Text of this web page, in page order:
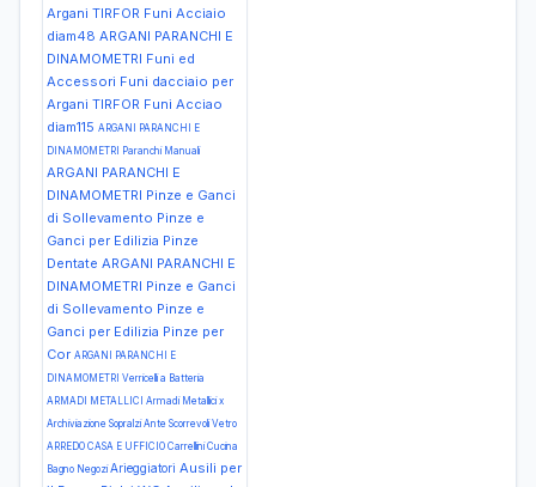
Argani TIRFOR Funi Acciaio
diam48 ARGANI PARANCHI E
DINAMOMETRI Funi ed
Accessori Funi dacciaio per
Argani TIRFOR Funi Acciao
diam115 ARGANI PARANCHI E
DINAMOMETRI Paranchi Manuali
ARGANI PARANCHI E
DINAMOMETRI Pinze e Ganci
di Sollevamento Pinze e
Ganci per Edilizia Pinze
Dentate ARGANI PARANCHI E
DINAMOMETRI Pinze e Ganci
di Sollevamento Pinze e
Ganci per Edilizia Pinze per
Cor ARGANI PARANCHI E
DINAMOMETRI Verricelli a Batteria
ARMADI METALLICI Armadi Metallici x
Archiviazione Sopralzi Ante Scorrevoli Vetro
ARREDO CASA E UFFICIO Carrellini Cucina
Bagno NegoziArieggiatori Ausili per